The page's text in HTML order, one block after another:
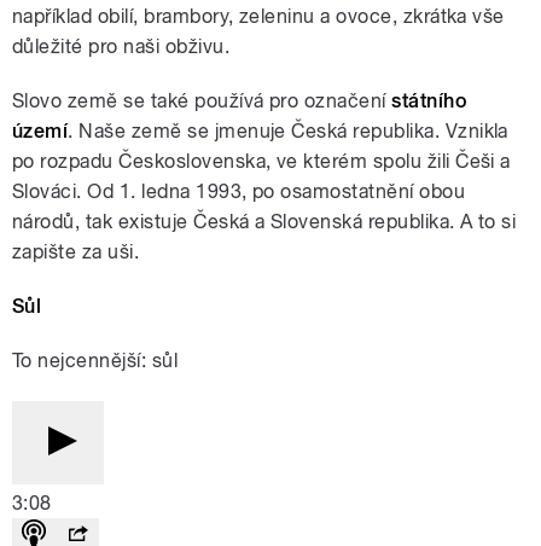
například obilí, brambory, zeleninu a ovoce, zkrátka vše
důležité pro naši obživu.
Slovo země se také používá pro označenístátního
území. Naše země se jmenuje Česká republika. Vznikla
po rozpadu Československa, ve kterém spolu žili Češi a
Slováci. Od 1. ledna 1993, po osamostatnění obou
národů, tak existuje Česká a Slovenská republika. A to si
zapište za uši.
Sůl
To nejcennější: sůl
3:08